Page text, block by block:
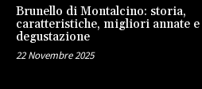
Brunello di Montalcino: storia,
caratteristiche, migliori annate
degustazione
22 Novembre 2025